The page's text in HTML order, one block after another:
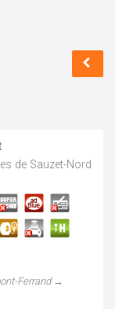
de Sauzet-Nord
Ferrand →